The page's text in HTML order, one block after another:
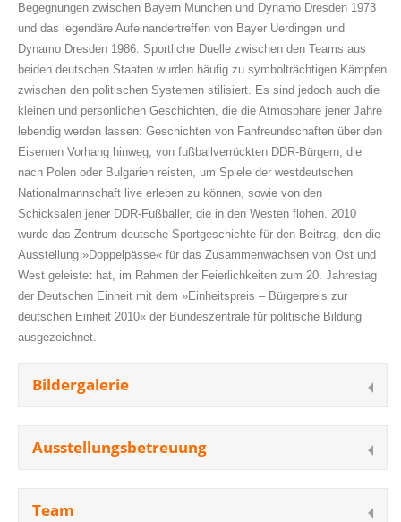
Begegnungen zwischen Bayern München und Dynamo Dresden 1973
und das legendäre Aufeinandertreffen von Bayer Uerdingen und
Dynamo Dresden 1986. Sportliche Duelle zwischen den Teams aus
beiden deutschen Staaten wurden häufig zu symbolträchtigen Kämpfen
zwischen den politischen Systemen stilisiert. Es sind jedoch auch die
kleinen und persönlichen Geschichten, die die Atmosphäre jener Jahre
lebendig werden lassen: Geschichten von Fanfreundschaften über den
Eisernen Vorhang hinweg, von fußballverrückten DDR-Bürgern, die
nach Polen oder Bulgarien reisten, um Spiele der westdeutschen
Nationalmannschaft live erleben zu können, sowie von den
Schicksalen jener DDR-Fußballer, die in den Westen flohen. 2010
wurde das Zentrum deutsche Sportgeschichte für den Beitrag, den die
Ausstellung »Doppelpässe« für das Zusammenwachsen von Ost und
West geleistet hat, im Rahmen der Feierlichkeiten zum 20. Jahrestag
der Deutschen Einheit mit dem »Einheitspreis – Bürgerpreis zur
deutschen Einheit 2010« der Bundeszentrale für politische Bildung
ausgezeichnet.
Bildergalerie
Ausstellungsbetreuung
Team